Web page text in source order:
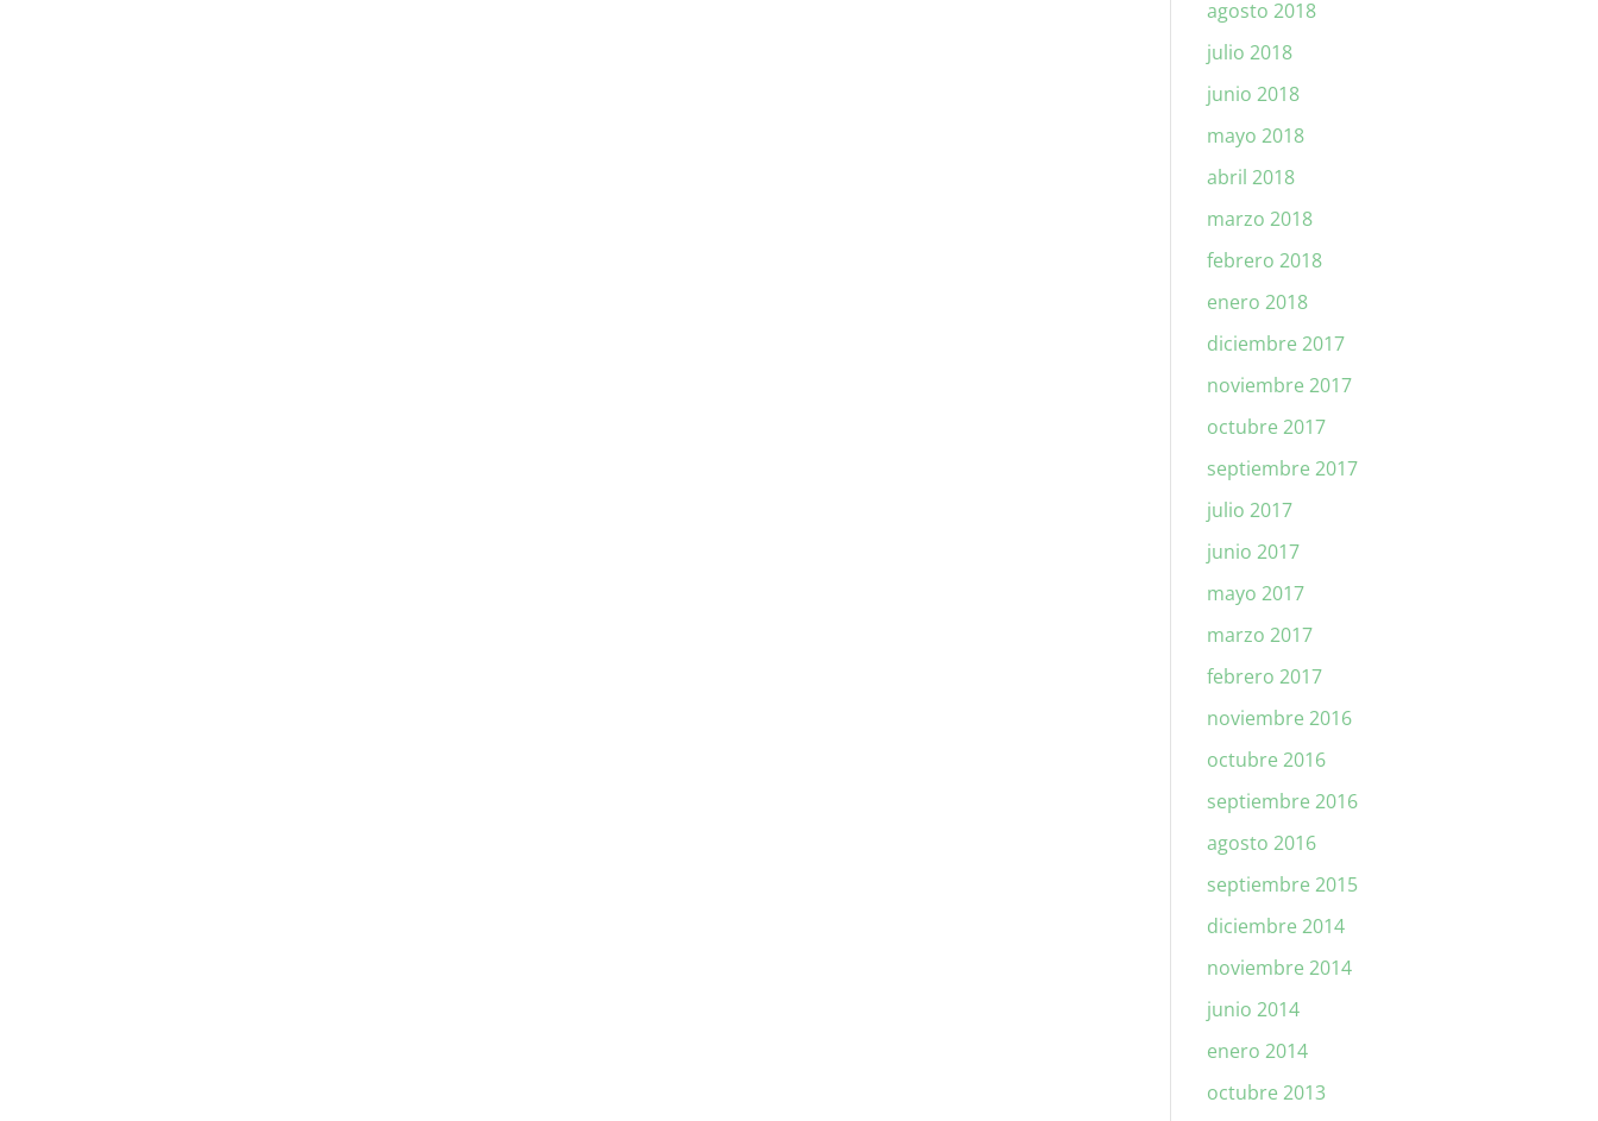
agosto 2018
julio 2018
junio 2018
mayo 2018
abril 2018
marzo 2018
febrero 2018
enero 2018
diciembre 2017
noviembre 2017
octubre 2017
septiembre 2017
julio 2017
junio 2017
mayo 2017
marzo 2017
febrero 2017
noviembre 2016
octubre 2016
septiembre 2016
agosto 2016
septiembre 2015
diciembre 2014
noviembre 2014
junio 2014
enero 2014
octubre 2013